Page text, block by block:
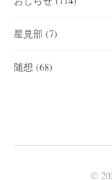
星見部 (7)
随想 (68)
©